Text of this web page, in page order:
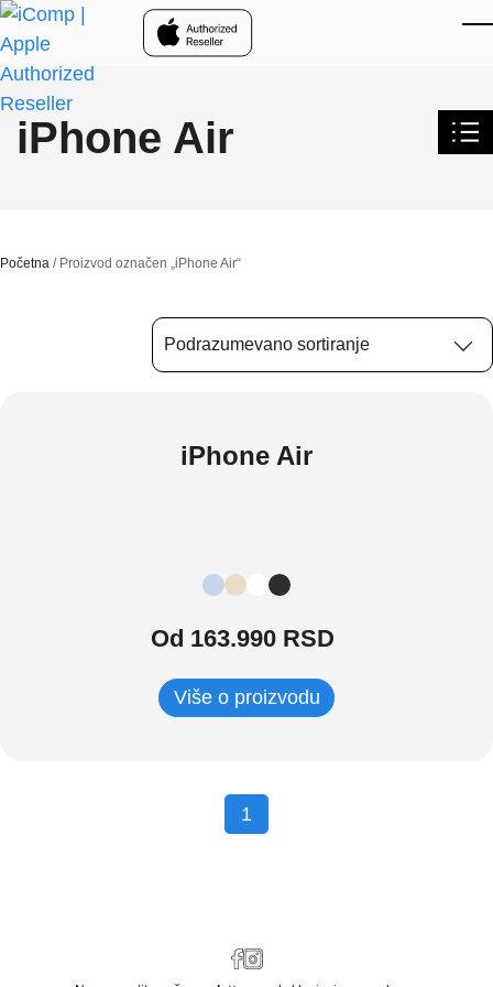
Skip to main content
iPhone Air
Početna / Proizvod označen „iPhone Air“
iPhone Air
Od 163.990 RSD
Više o proizvodu
1